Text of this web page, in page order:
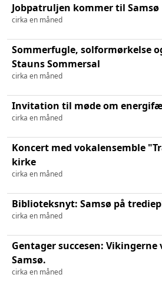
Jobpatruljen kommer til Samsø
cirka en måned
Sommerfugle, solformørkelse
Stauns Sommersal
cirka en måned
Invitation til møde om
cirka en måned
Koncert med vokalensemble
kirke
cirka en måned
Biblioteksnyt: Samsø på
cirka en måned
Gentager succesen:
Samsø.
cirka en måned